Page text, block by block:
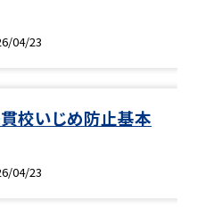
04/23
校いじめ防止基本
04/23